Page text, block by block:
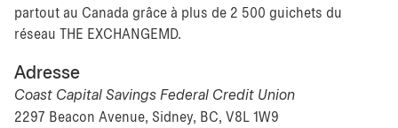
partout au Canada grâce à plus de 2 500 guichets du
réseau THE EXCHANGEMD.
Adresse
Coast Capital Savings Federal Credit Union
2297 Beacon Avenue, Sidney, BC, V8L 1W9